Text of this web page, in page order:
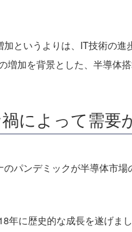
というよりは、IT技術の進
増加を背景とした、半導体搭
によって需要
パンデミックが半導体市場
年に歴史的な成長を遂げま